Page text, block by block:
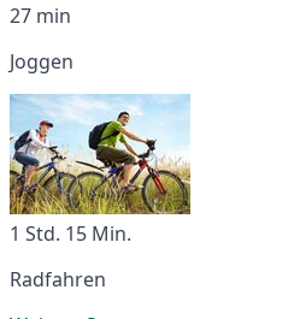
27 min
Joggen
1 Std. 15 Min.
Radfahren